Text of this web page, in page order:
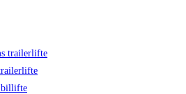
trailerlifte
billifte